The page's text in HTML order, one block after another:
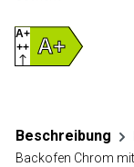
A+
A+
++
Beschreibung
Backofen Chrom